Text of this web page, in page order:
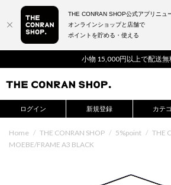
小物 15,000円以上で配送無
ログイン 新規登録 カテ
Home / THE CONRAN SHOP / 5%point / THE
MOEBE/FRAME A3 BLACK
THE CONRAN SHOP公式アプリニュ
オンラインショップと店舗で
ポイントを貯める・使える